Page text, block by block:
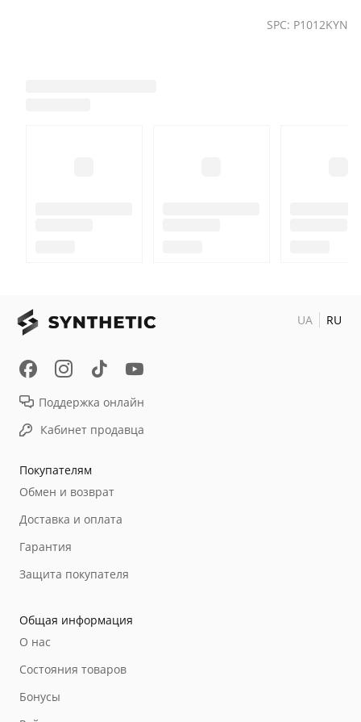
SPC: P1012KYN
Покупателям
Обмен и возврат
Доставка и оплата
Гарантия
Защита покупателя
Общая информация
О нас
Состояния товаров
Бонусы
Поддержка онлайн
Кабинет продавца
UA RU